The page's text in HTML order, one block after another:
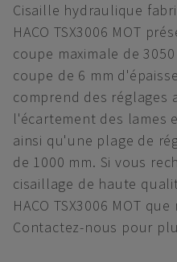
Cisaille hydraulique
HACO TSX3006 MOT
coupe maximale de
coupe de 6 mm
comprend des réglages
l'écartement des lames
ainsi qu'une plage de
de 1000 mm. Si vous
cisaillage de haute
HACO TSX3006 MOT
Contactez-nous pour